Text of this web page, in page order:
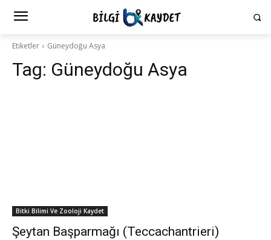
Etiketler Güneydoğu Asya
Tag: Güneydoğu Asya
Bitki Bilimi Ve Zooloji Kaydet
Şeytan Başparmağı (Teccachantrieri)